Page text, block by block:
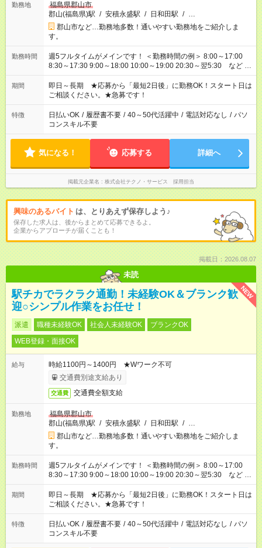
勤務地
福島県郡山市
郡山(福島県)駅 / 安積永盛駅 / 日和田駅 / …
郡山市など…勤務地多数！通いやすい勤務地をご紹介しま
す。
勤務時間
週5フルタイムがメインです！ ＜勤務時間の例＞ 8:00～17:00
8:30～17:30 9:00～18:00 10:00～19:00 20:30～翌5:30 など ★
その他にも勤務時間多数！ 日勤のみ、残業なし、交替制など
ご希望を教えてください！
期間
即日～長期 ★応募から「最短2日後」に勤務OK！スタート日は
ご相談ください。★急募です！
特徴 日払いOK / 履歴書不要 / 40～50代活躍中 / 電話対応なし / パソ
コンスキル不要
気になる！ 応募する 詳細へ
掲載元企業名 株式会社テクノ・サービス 採用担当
興味のあるバイト は、とりあえず保存しよう♪
保存した求人は、後からまとめて応募できるよ。
企業からアプローチが届くことも！
掲載日：2026.08.07
未読
NEW
駅チカでラクラク通勤！未経験OK＆ブランク歓
迎○シンプル作業をお任せ！
派遣 職種未経験OK 社会人未経験OK
ブランクOK
WEB登録・面接OK
給与
時給1100円～1400円 ★Wワーク不可
交通費別途支給あり
交通費 交通費全額支給
勤務地
福島県郡山市
郡山(福島県)駅 / 安積永盛駅 / 日和田駅 / …
郡山市など…勤務地多数！通いやすい勤務地をご紹介しま
す。
勤務時間
週5フルタイムがメインです！ ＜勤務時間の例＞ 8:00～17:00
8:30～17:30 9:00～18:00 10:00～19:00 20:30～翌5:30 など ★
その他にも勤務時間多数！ 日勤のみ、残業なし、交替制など
ご希望を教えてください！
期間
即日～長期 ★応募から「最短2日後」に勤務OK！スタート日は
ご相談ください。★急募です！
特徴 日払いOK / 履歴書不要 / 40～50代活躍中 / 電話対応なし / パソ
コンスキル不要